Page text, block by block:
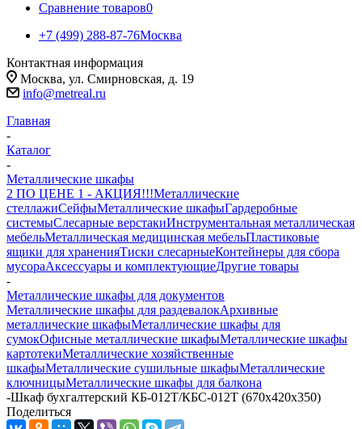
Сравнение товаров0
+7 (499) 288-87-76Москва
Контактная информация
Москва, ул. Смирновская, д. 19
info@metreal.ru
Главная
-
Каталог
-
Металлические шкафы
2 ПО ЦЕНЕ 1 - АКЦИЯ!!!Металлические
стеллажиСейфыМеталлические шкафыГардеробные
системыСлесарные верстакиИнструментальная металлическая
мебельМеталлическая медицинская мебельПластиковые
ящики для храненияТиски слесарныеКонтейнеры для сбора
мусораАксессуары и комплектующиеДругие товары
-
Металлические шкафы для документов
Металлические шкафы для раздевалокАрхивные
металлические шкафыМеталлические шкафы для
сумокОфисные металлические шкафыМеталлические шкафы
картотекиМеталлические хозяйственные
шкафыМеталлические сушильные шкафыМеталлические
ключницыМеталлические шкафы для балкона
-Шкаф бухгалтерский КБ-012Т/КБС-012Т (670x420x350)
Поделиться